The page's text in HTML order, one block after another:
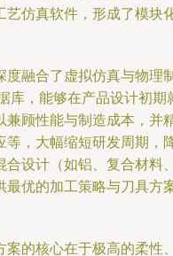
艺仿真软件，形成了模块
度融合了虚拟仿真与物理
库，能够在产品设计初期
兼顾性能与制造成本，并
等，大幅缩短研发周期，
合设计（如铝、复合材料
最优的加工策略与刀具方
案的核心在于极高的柔性